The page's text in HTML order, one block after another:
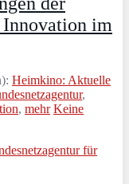
Innovation im
Heimkino: Aktuelle
,
, mehr Keine